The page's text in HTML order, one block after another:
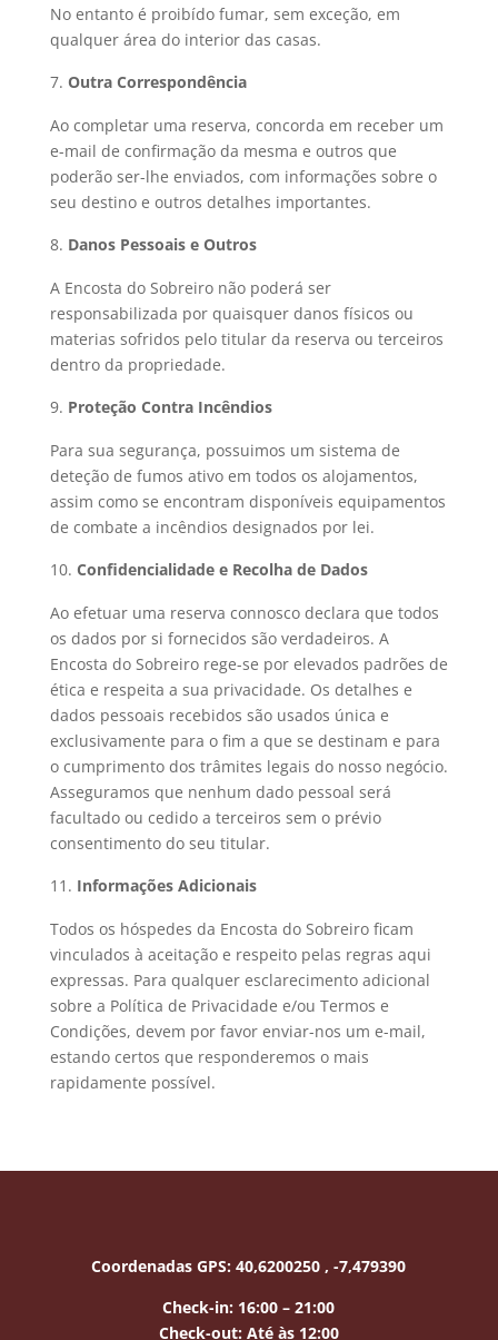
No entanto é proibído fumar, sem exceção, em
qualquer área do interior das casas.
Outra Correspondência
Ao completar uma reserva, concorda em receber um
e-mail de confirmação da mesma e outros que
poderão ser-lhe enviados, com informações sobre o
seu destino e outros detalhes importantes.
Danos Pessoais e Outros
A Encosta do Sobreiro não poderá ser
responsabilizada por quaisquer danos físicos ou
materias sofridos pelo titular da reserva ou terceiros
dentro da propriedade.
Proteção Contra Incêndios
Para sua segurança, possuimos um sistema de
deteção de fumos ativo em todos os alojamentos,
assim como se encontram disponíveis equipamentos
de combate a incêndios designados por lei.
Confidencialidade e Recolha de Dados
Ao efetuar uma reserva connosco declara que todos
os dados por si fornecidos são verdadeiros. A
Encosta do Sobreiro rege-se por elevados padrões de
ética e respeita a sua privacidade. Os detalhes e
dados pessoais recebidos são usados única e
exclusivamente para o fim a que se destinam e para
o cumprimento dos trâmites legais do nosso negócio.
Asseguramos que nenhum dado pessoal será
facultado ou cedido a terceiros sem o prévio
consentimento do seu titular.
Informações Adicionais
Todos os hóspedes da Encosta do Sobreiro ficam
vinculados à aceitação e respeito pelas regras aqui
expressas. Para qualquer esclarecimento adicional
sobre a Política de Privacidade e/ou Termos e
Condições, devem por favor enviar-nos um e-mail,
estando certos que responderemos o mais
rapidamente possível.
Coordenadas GPS: 40,6200250 , -7,479390
Check-in: 16:00 – 21:00
Check-out: Até às 12:00